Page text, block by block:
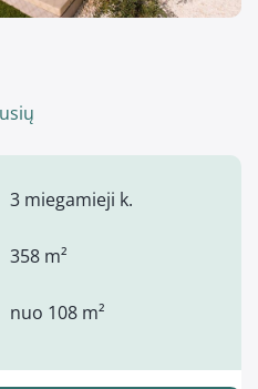
3 miegamieji k.
358 m²
nuo 108 m²